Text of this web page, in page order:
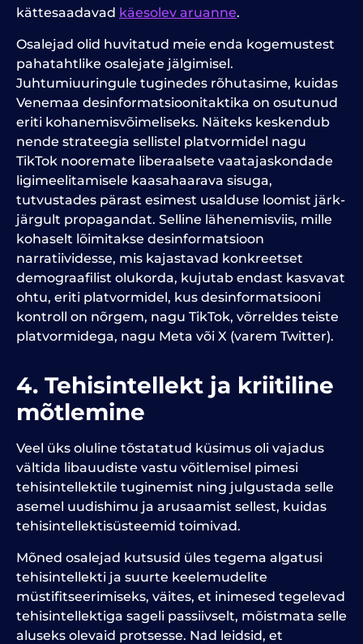
kättesaadavad käesolev aruanne.
Osalejad olid huvitatud meie enda kogemustest
pahatahtlike osalejate jälgimisel.
Juhtumiuuringule tuginedes rõhutasime, kuidas
Venemaa desinformatsioonitaktika on osutunud
eriti kohanemisvõimeliseks. Näiteks keskendub
nende strateegia sellistel platvormidel nagu
TikTok nooremate liberaalsete vaatajaskondade
ligimeelitamisele kaasahaarava sisuga,
tutvustades pärast esimest usalduse loomist järk-
järgult propagandat. Selline lähenemisviis, mille
kohaselt lõimitakse desinformatsioon
narratiividesse, mis kajastavad konkreetset
demograafilist olukorda, kujutab endast kasvavat
ohtu, eriti platvormidel, kus desinformatsiooni
kontroll on nõrgem, nagu TikTok, võrreldes teiste
platvormidega, nagu Meta või X (varem Twitter).
4. Tehisintellekt ja kriitiline
mõtlemine
Veel üks oluline tõstatatud küsimus oli vajadus
vältida libauudiste vastu võitlemisel pimesi
tehisintellektile tuginemist ning julgustada selle
asemel uudishimu ja arusaamist sellest, kuidas
tehisintellektisüsteemid toimivad.
Mõned osalejad kutsusid üles tegema algatusi
tehisintellekti ja suurte keelemudelite
müstifitseerimiseks, väites, et inimesed tegelevad
tehisintellektiga sageli passiivselt, mõistmata selle
aluseks olevaid protsesse. Nad leidsid, et